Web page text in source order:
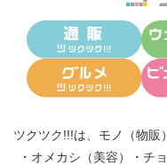
ツクツク!!!は、 モノ（物販）
・ オメカシ（美容） ・ チ